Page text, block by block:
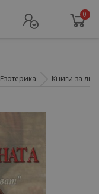
0
Езотерика Книги за